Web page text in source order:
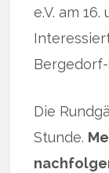
e.V. am
Die
Stunde.